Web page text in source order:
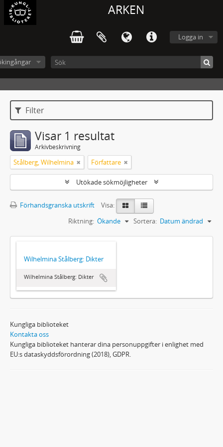
ARKEN
Logga in
Filter
Visar 1 resultat
Arkivbeskrivning
Stålberg, Wilhelmina Författare
Utökade sökmöjligheter
Förhandsgranska utskrift
Visa:
Sortera: Datum ändrad
Riktning: Ökande
Wilhelmina Stålberg: Dikter
Wilhelmina Stålberg: Dikter
Kungliga biblioteket
Kontakta oss
Kungliga biblioteket hanterar dina personuppgifter i enlighet med
EU:s dataskyddsförordning (2018), GDPR.